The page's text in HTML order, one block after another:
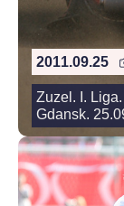
2011.09.25
Zuzel. I.
Gdansk.